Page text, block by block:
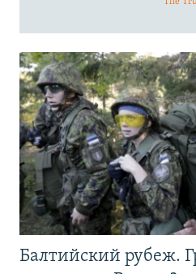
Балтийский рубеж.